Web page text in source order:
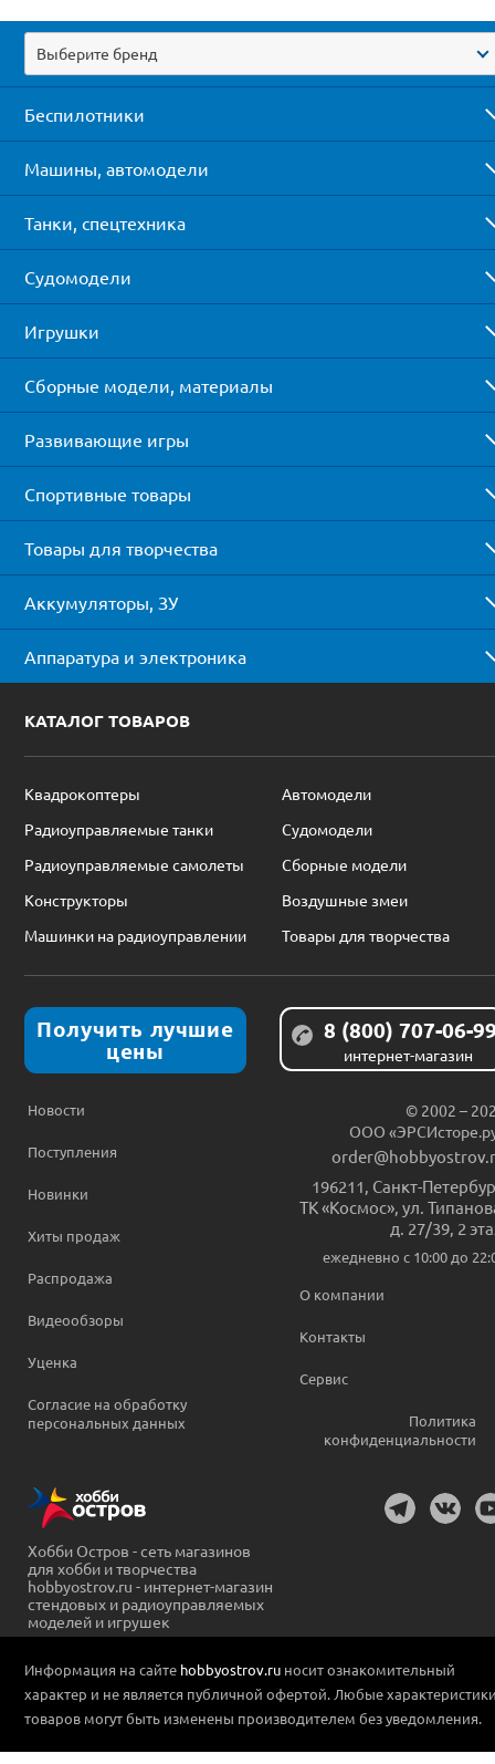
Выберите бренд
Беспилотники
Машины, автомодели
Танки, спецтехника
Судомодели
Игрушки
Сборные модели, материалы
Развивающие игры
Спортивные товары
Товары для творчества
Аккумуляторы, ЗУ
Аппаратура и электроника
КАТАЛОГ ТОВАРОВ
Квадрокоптеры
Автомодели
Радиоуправляемые танки
Судомодели
Радиоуправляемые самолеты
Сборные модели
Конструкторы
Воздушные змеи
Машинки на радиоуправлении
Товары для творчества
Получить лучшие
цены
8 (800) 707-06-
интернет-магазин
Новости
Поступления
Новинки
Хиты продаж
Распродажа
Видеообзоры
Уценка
Согласие на обработку
персональных данных
© 2002 –
ООО
196211 Санкт-
ТК «Космос», ул.
д. 27/39, 2
ежедневно c 10:00 до
О компании
Контакты
Сервис
Политика
конфиденциальности
Хобби Остров - сеть магазинов
для хобби и творчества
hobbyostrov.ru - интернет-магазин
стендовых и радиоуправляемых
моделей и игрушек
Информация на сайте hobbyostrov.ru носит ознакомительный
характер и не является публичной офертой. Любые
товаров могут быть изменены производителем без уведомления.